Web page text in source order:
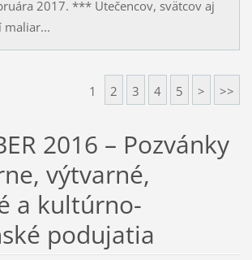
2017. *** Utečencov, svätcov aj
maliar...
1 2 3 4 5 > >>
2016 – Pozvánky
výtvarné,
a kultúrno-
podujatia